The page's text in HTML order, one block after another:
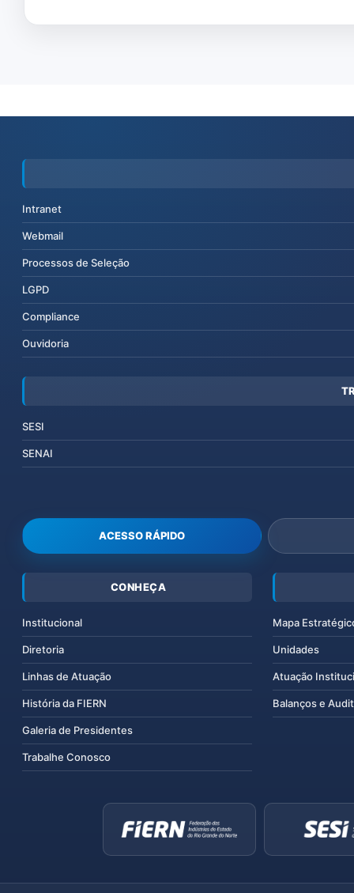
Intranet
Webmail
Processos de Seleção
LGPD
Compliance
Ouvidoria
SESI
SENAI
ACESSO RÁPIDO
CONHEÇA
Institucional
Diretoria
Linhas de Atuação
História da FIERN
Galeria de Presidentes
Trabalhe Conosco
Mapa
Unidades
Atuação
Balanços e